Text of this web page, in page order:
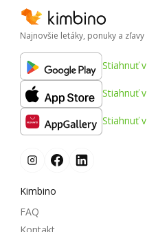
Najnovšie letáky, ponuky a zľavy
Stiahnuť v
Stiahnuť v
Stiahnuť v
Kimbino
FAQ